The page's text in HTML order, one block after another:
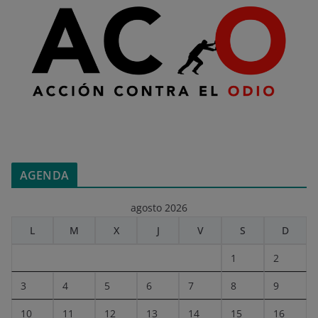
AGENDA
agosto 2026
L
M X J V S D
1 2
3 4 5 6 7 8 9
10 11 12 13 14 15 16